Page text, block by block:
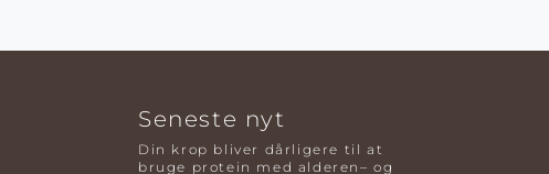
Seneste nyt
Din krop bliver dårligere til at
bruge protein med alderen– og